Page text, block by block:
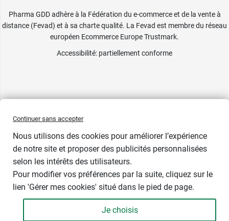
1 cadeau
Pharma GDD adhère à la Fédération du e-commerce et de la vente à
distance (Fevad) et à sa charte qualité. La Fevad est membre du réseau
européen Ecommerce Europe Trustmark.
Accessibilité: partiellement conforme
Continuer sans accepter
Nous utilisons des cookies pour améliorer l’expérience
de notre site et proposer des publicités personnalisées
selon les intérêts des utilisateurs.
Pour modifier vos préférences par la suite, cliquez sur le
lien 'Gérer mes cookies' situé dans le pied de page.
Je choisis